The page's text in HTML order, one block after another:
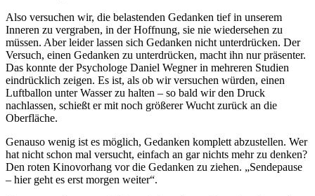
Also versuchen wir, die belastenden Gedanken tief in unserem
Inneren zu vergraben, in der Hoffnung, sie nie wiedersehen zu
müssen. Aber leider lassen sich Gedanken nicht unterdrücken. Der
Versuch, einen Gedanken zu unterdrücken, macht ihn nur präsenter.
Das konnte der Psychologe Daniel Wegner in mehreren Studien
eindrücklich zeigen. Es ist, als ob wir versuchen würden, einen
Luftballon unter Wasser zu halten – so bald wir den Druck
nachlassen, schießt er mit noch größerer Wucht zurück an die
Oberfläche.
Genauso wenig ist es möglich, Gedanken komplett abzustellen. Wer
hat nicht schon mal versucht, einfach an gar nichts mehr zu denken?
Den roten Kinovorhang vor die Gedanken zu ziehen. „Sendepause
– hier geht es erst morgen weiter“.